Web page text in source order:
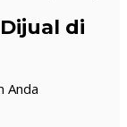
di
Anda